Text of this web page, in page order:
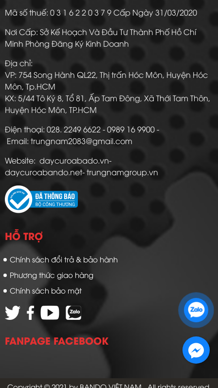
Mã số thuế: 0 3 1 6 2 2 0 3 7 9 Cấp Ngày 31/03/2020
Nơi Cấp: Sở Kế Hoạch Và Đầu Tư Thành Phố Hồ Chí
Minh Phòng Đăng Ký Kinh Doanh
Địa chỉ:
VP: 754 Song Hành QL22, Thị trấn Hóc Môn, Huyện Hóc
Môn, Tp.HCM
KX: 5/44 Tô Ký 8, Tổ 81, Ấp Tam Đông, Xã Thới Tam Thôn,
Huyện Hóc Môn, TP.HCM
Điện thoại: 028. 2249 6622 - 0989 16 9900 -
Email: trungnam2083@gmail.com
Website: daycuroabado.vn-
daycuroabando.net- trungnamgroup.vn
HỖ TRỢ
Chính sách đổi trả & bảo hành
Phương thức giao hàng
Chính sách bảo mật
FANPAGE FACEBOOK
Zalo 2: 0972 14 9900